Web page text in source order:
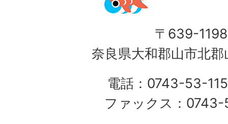
〒639-1198
奈良県大和郡山市北
電話：0743-53-
ファックス：